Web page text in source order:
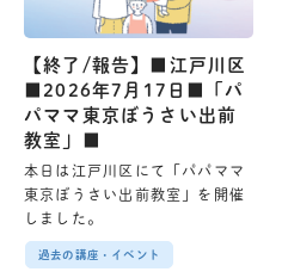
【終了/報告】■江戸川区
■2026年7月17日■「パ
パママ東京ぼうさい出前
教室」■
本日は江戸川区にて「パパママ
東京ぼうさい出前教室」を開催
しました。
過去の講座・イベント